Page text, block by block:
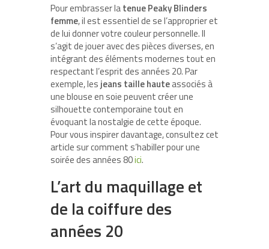
Pour embrasser latenue Peaky Blinders
femme, il est essentiel de se l’approprier et
de lui donner votre couleur personnelle. Il
s’agit de jouer avec des pièces diverses, en
intégrant des éléments modernes tout en
respectant l’esprit des années 20. Par
exemple, les jeans taille hauteassociés à
une blouse en soie peuvent créer une
silhouette contemporaine tout en
évoquant la nostalgie de cette époque.
Pour vous inspirer davantage, consultez cet
article sur comment s’habiller pour une
soirée des années 80ici.
L’art du maquillage et
de la coiffure des
années 20